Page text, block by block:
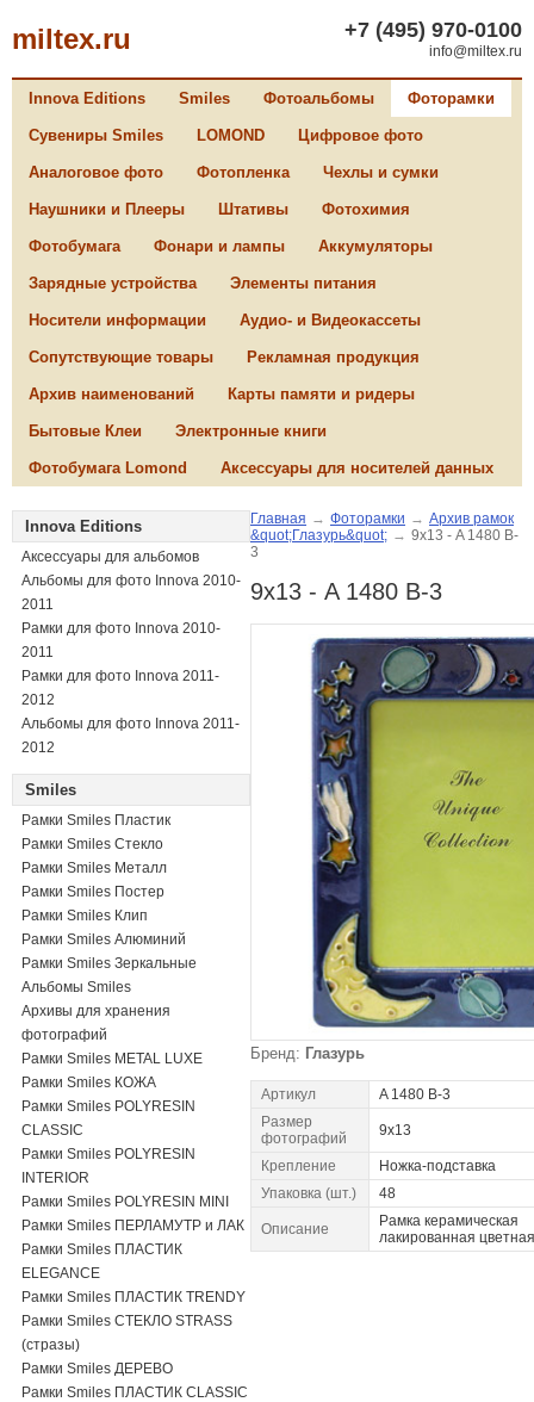
miltex.ru +7 (495) 970-0100
info@miltex.ru
Innova Editions Smiles Фотоальбомы Фоторамки
Сувениры Smiles LOMOND Цифровое фото
Аналоговое фото Фотопленка Чехлы и сумки
Наушники и Плееры Штативы Фотохимия
Фотобумага Фонари и лампы Аккумуляторы
Зарядные устройства Элементы питания
Носители информации Аудио- и Видеокассеты
Сопутствующие товары Рекламная продукция
Архив наименований Карты памяти и ридеры
Бытовые Клеи Электронные книги
Фотобумага Lomond Аксессуары для носителей данных
Innova Editions
Аксессуары для альбомов
Альбомы для фото Innova 2010-
2011
Рамки для фото Innova 2010-
2011
Рамки для фото Innova 2011-
2012
Альбомы для фото Innova 2011-
2012
Smiles
Рамки Smiles Пластик
Рамки Smiles Стекло
Рамки Smiles Металл
Рамки Smiles Постер
Рамки Smiles Клип
Рамки Smiles Алюминий
Рамки Smiles Зеркальные
Альбомы Smiles
Архивы для хранения
фотографий
Рамки Smiles METAL LUXE
Рамки Smiles КОЖА
Рамки Smiles POLYRESIN
CLASSIC
Рамки Smiles POLYRESIN
INTERIOR
Рамки Smiles POLYRESIN MINI
Рамки Smiles ПЕРЛАМУТР и ЛАК
Рамки Smiles ПЛАСТИК
ELEGANCE
Рамки Smiles ПЛАСТИК TRENDY
Рамки Smiles СТЕКЛО STRASS
(стразы)
Рамки Smiles ДЕРЕВО
Рамки Smiles ПЛАСТИК CLASSIC
Главная → Фоторамки → Архив рамок
&quot;Глазурь&quot; → 9х13 - A 1480 B-
3
9х13 - A 1480 B-3
Бренд: Глазурь
Артикул
A 1480 B-3
Размер
фотографий
9x13
Крепление
Ножка-подставка
Упаковка (шт.)
48
Описание
Рамка керамическая
лакированная цветная